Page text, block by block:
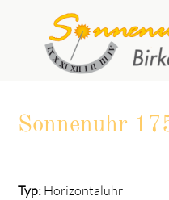
Suchbegriffe
Sonnenuhr
Typ: Horizontaluhr